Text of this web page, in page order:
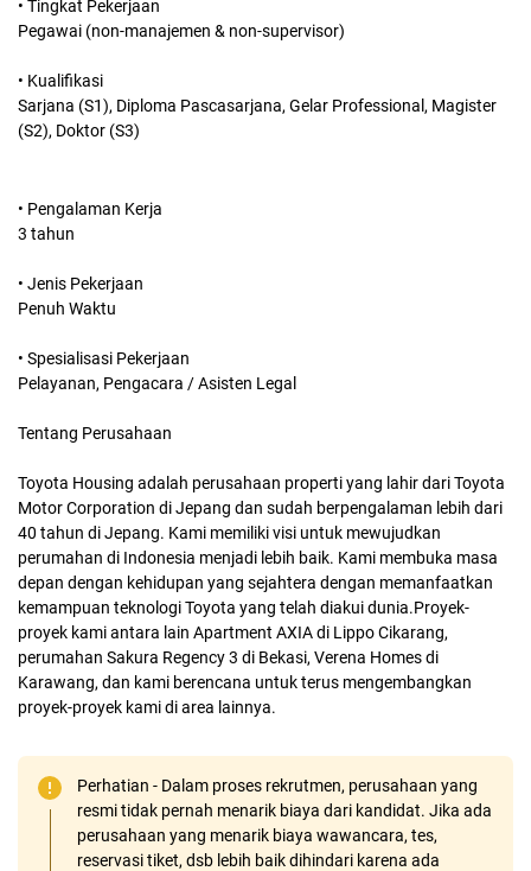
• Tingkat Pekerjaan
Pegawai (non-manajemen & non-supervisor)
• Kualifikasi
Sarjana (S1), Diploma Pascasarjana, Gelar Professional, Magister
(S2), Doktor (S3)
• Pengalaman Kerja
3 tahun
• Jenis Pekerjaan
Penuh Waktu
• Spesialisasi Pekerjaan
Pelayanan, Pengacara / Asisten Legal
Tentang Perusahaan
Toyota Housing adalah perusahaan properti yang lahir dari Toyota
Motor Corporation di Jepang dan sudah berpengalaman lebih dari
40 tahun di Jepang. Kami memiliki visi untuk mewujudkan
perumahan di Indonesia menjadi lebih baik. Kami membuka masa
depan dengan kehidupan yang sejahtera dengan memanfaatkan
kemampuan teknologi Toyota yang telah diakui dunia.Proyek-
proyek kami antara lain Apartment AXIA di Lippo Cikarang,
perumahan Sakura Regency 3 di Bekasi, Verena Homes di
Karawang, dan kami berencana untuk terus mengembangkan
proyek-proyek kami di area lainnya.
Perhatian - Dalam proses rekrutmen, perusahaan yang
resmi tidak pernah menarik biaya dari kandidat. Jika ada
perusahaan yang menarik biaya wawancara, tes,
reservasi tiket, dsb lebih baik dihindari karena ada